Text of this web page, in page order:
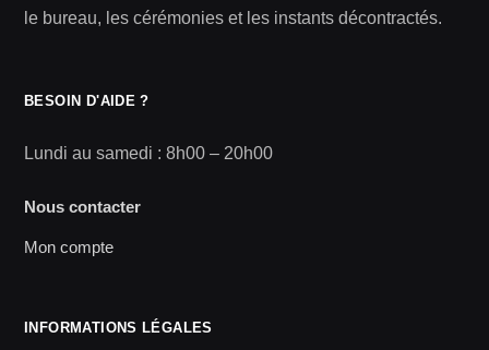
le bureau, les cérémonies et les instants décontractés.
BESOIN D'AIDE ?
Lundi au samedi : 8h00 – 20h00
Nous contacter
Mon compte
INFORMATIONS LÉGALES